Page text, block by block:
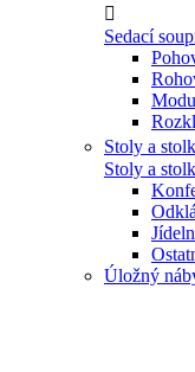

Sedací
Stoly a
Stoly a
Úložný